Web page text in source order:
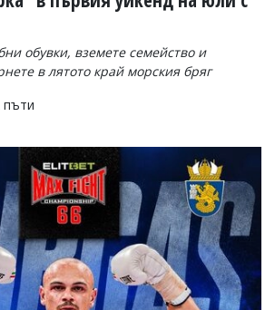
обувки, вземете семейство и
в лятото край морския бряг
пъти